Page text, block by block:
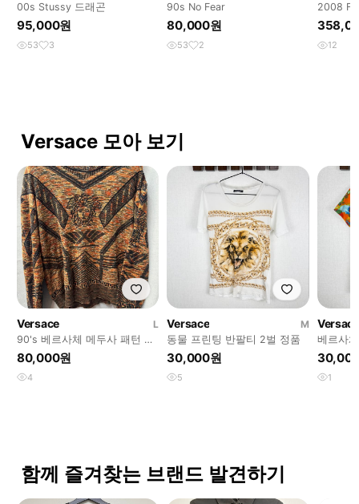
00s Stussy 드래곤
95,000원
53 3
90s No Fear
80,000원
53 2
2008 F/
스 부츠
12
Versace 모아 보기
Versace
L
90's 베르사체 메두사 패턴 빈
티지 코튼 니트 L(남여공용)
80,000원
4
Versace
M
동물 프린팅 반팔티 2벌 정품
30,000원
5
Versace
베르사
정품
1
함께 즐겨찾는 브랜드 발견하기